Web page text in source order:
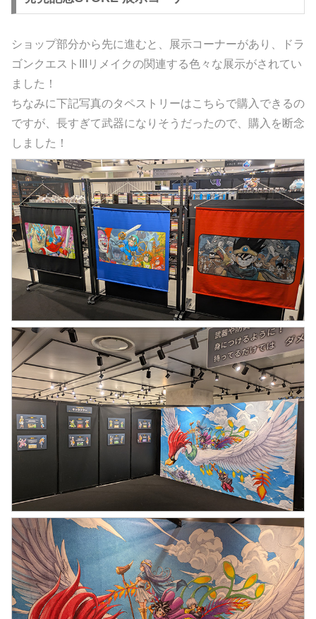
ショップ部分から先に進むと、展示コーナーがあり、ドラ
ゴンクエストIIIリメイクの関連する色々な展示がされてい
ました！
ちなみに下記写真のタペストリーはこちらで購入できるの
ですが、長すぎて武器になりそうだったので、購入を断念
しました！